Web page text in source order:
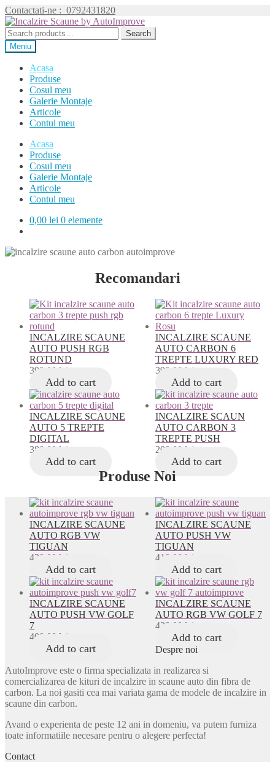
Contactati-ne : 0792431820
Sari
la
navigare
Sari
la
conținut
Search
for:
Search
Meniu
Acasa
Produse
Cosul meu
Galerie Montaje
Articole
Contul meu
Acasa
Produse
Cosul meu
Galerie Montaje
Articole
Contul meu
0,00 lei 0 elemente
Recomandari
INCALZIRE SCAUNE
AUTO PUSH RGB
ROTUND
390,00 lei
Add to cart
INCALZIRE SCAUNE
AUTO CARBON 6
TREPTE LUXURY RED
390,00 lei
Add to cart
INCALZIRE SCAUNE
AUTO 5 TREPTE
DIGITAL
380,00 lei
Add to cart
INCALZIRE SCAUN
AUTO CARBON 3
TREPTE PUSH
200,00 lei
Add to cart
Produse Noi
INCALZIRE SCAUNE
AUTO RGB VW
TIGUAN
430,00 lei
Add to cart
INCALZIRE SCAUNE
AUTO PUSH VW
TIGUAN
410,00 lei
Add to cart
INCALZIRE SCAUNE
AUTO PUSH VW GOLF
7
400,00 lei
Add to cart
INCALZIRE SCAUNE
AUTO RGB VW GOLF 7
420,00 lei
Add to cart
Despre noi
AutoImprove este o firma specializata in realizarea si
comercializarea de kituri de incalzire in scaune auto din fibra de
carbon. La noi gasiti cea mai variata gama de modele de incalzire in
scaune din carbon.
Avand o experienta de peste 12 ani in domeniu, va putem furniza
toate informatiile necesare pentru o alegere perfecta!
Contact